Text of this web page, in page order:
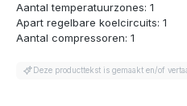
Aantal temperatuurzones: 1
Apart regelbare koelcircuits: 1
Aantal compressoren: 1
Deze producttekst is gemaakt en/of